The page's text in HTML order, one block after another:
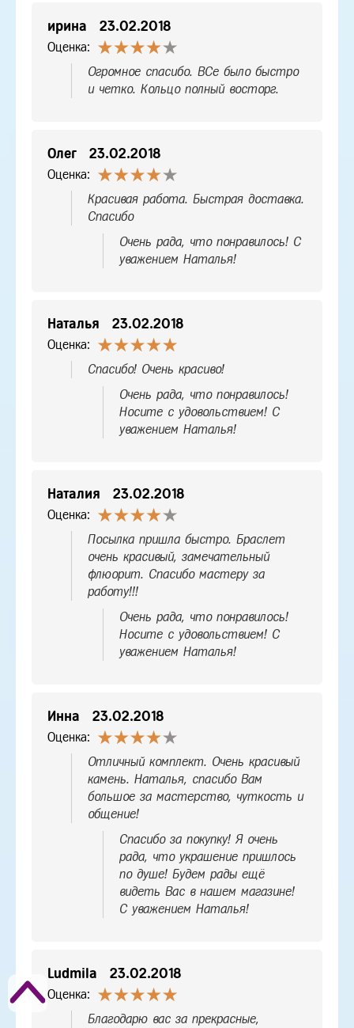
ирина 23.02.2018
Оценка:
Огромное спасибо. ВСе было быстро
и четко. Кольцо полный восторг.
Олег 23.02.2018
Оценка:
Красивая работа. Быстрая доставка.
Спасибо
Очень рада, что понравилось! С
уважением Наталья!
Наталья 23.02.2018
Оценка:
Спасибо! Очень красиво!
Очень рада, что понравилось!
Носите с удовольствием! С
уважением Наталья!
Наталия 23.02.2018
Оценка:
Посылка пришла быстро. Браслет
очень красивый, замечательный
флюорит. Спасибо мастеру за
работу!!!
Очень рада, что понравилось!
Носите с удовольствием! С
уважением Наталья!
Инна 23.02.2018
Оценка:
Отличный комплект. Очень красивый
камень. Наталья, спасибо Вам
большое за мастерство, чуткость и
общение!
Спасибо за покупку! Я очень
рада, что украшение пришлось
по душе! Будем рады ещё
видеть Вас в нашем магазине!
С уважением Наталья!
Ludmila 23.02.2018
Оценка:
Благодарю вас за прекрасные,